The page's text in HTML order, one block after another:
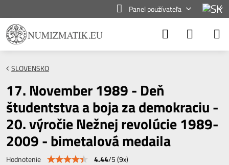
Panel používateľa
SLOVENSKO
17. November 1989 - Deň
študentstva a boja za demokraciu -
20. výročie Nežnej revolúcie 1989-
2009 - bimetalová medaila
Hodnotenie 4.44/5(9x)